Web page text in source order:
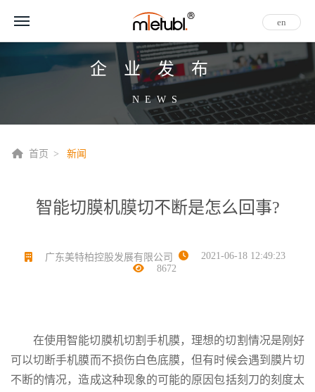
en
企业发布
NEWS
首页 新闻
智能切膜机膜切不断是怎么回事?
广东美特柏控股发展有限公司
2021-06-18 12:49:23
8672
在使用智能切膜机切割手机膜，理想的切割情况是刚好
可以切断手机膜而不损伤白色底膜，但有时候会遇到膜片切
不断的情况，造成这种现象的可能的原因包括刻刀的刻度太